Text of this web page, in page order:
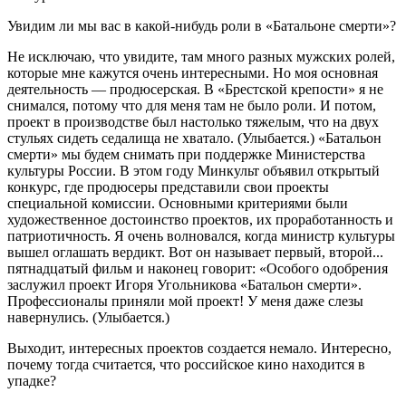
Увидим ли мы вас в какой-нибудь роли в «Батальоне смерти»?
Не исключаю, что увидите, там много разных мужских ролей,
которые мне кажутся очень интересными. Но моя основная
деятельность — продюсерская. В «Брестской крепости» я не
снимался, потому что для меня там не было роли. И потом,
проект в производстве был настолько тяжелым, что на двух
стульях сидеть седалища не хватало. (Улыбается.) «Батальон
смерти» мы будем снимать при поддержке Министерства
культуры России. В этом году Минкульт объявил открытый
конкурс, где продюсеры представили свои проекты
специальной комиссии. Основными критериями были
художественное достоинство проектов, их проработанность и
патриотичность. Я очень волновался, когда министр культуры
вышел оглашать вердикт. Вот он называет первый, второй...
пятнадцатый фильм и наконец говорит: «Особого одобрения
заслужил проект Игоря Угольникова «Батальон смерти».
Профессионалы приняли мой проект! У меня даже слезы
навернулись. (Улыбается.)
Выходит, интересных проектов создается немало. Интересно,
почему тогда считается, что российское кино находится в
упадке?